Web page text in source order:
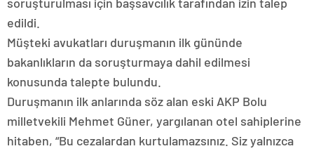
edildi.
Müşteki avukatları duruşmanın ilk gününde
bakanlıkların da soruşturmaya dahil edilmesi
konusunda talepte bulundu.
Duruşmanın ilk anlarında söz alan eski AKP Bolu
milletvekili Mehmet Güner, yargılanan otel sahiplerine
hitaben, “Bu cezalardan kurtulamazsınız. Siz yalnızca